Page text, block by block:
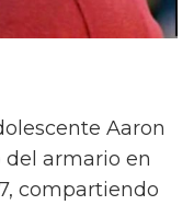
Aaron
del armario en
compartiendo